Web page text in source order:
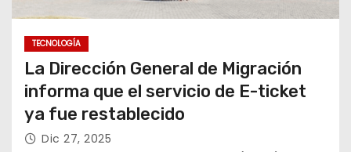
TECNOLOGÍA
La Dirección General de Migración
informa que el servicio de E-ticket
ya fue restablecido
Dic 27, 2025